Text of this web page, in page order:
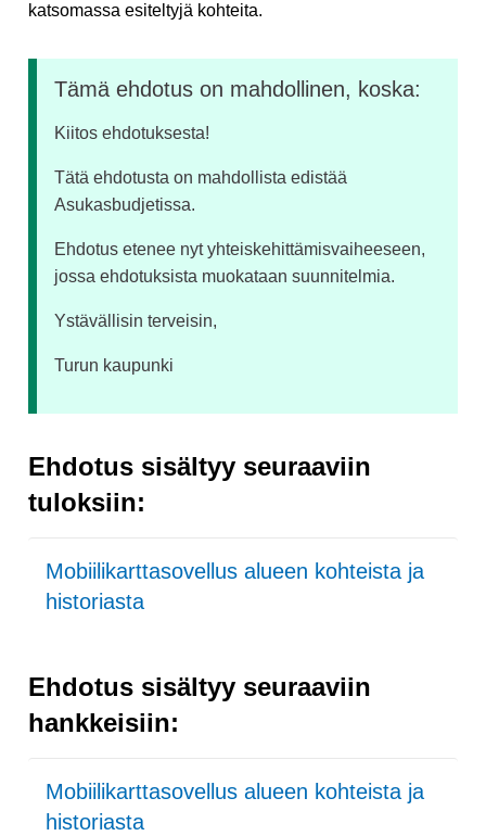
katsomassa esiteltyjä kohteita.
Tämä ehdotus on mahdollinen, koska:
Kiitos ehdotuksesta!
Tätä ehdotusta on mahdollista edistää
Asukasbudjetissa.
Ehdotus etenee nyt yhteiskehittämisvaiheeseen,
jossa ehdotuksista muokataan suunnitelmia.
Ystävällisin terveisin,
Turun kaupunki
Ehdotus sisältyy seuraaviin
tuloksiin:
Mobiilikarttasovellus alueen kohteista ja
historiasta
Ehdotus sisältyy seuraaviin
hankkeisiin:
Mobiilikarttasovellus alueen kohteista ja
historiasta